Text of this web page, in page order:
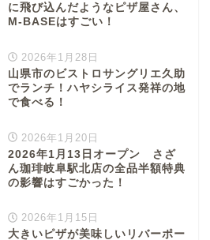
に飛び込んだようなピザ屋さん、
M-BASEはすごい！
2026年1月28日
山県市のビストロサングリエ久助
でランチ！ハヤシライス発祥の地
で食べる！
2026年1月20日
2026年1月13日オープン さざ
ん珈琲岐阜駅北店の全品半額特典
の影響はすごかった！
2026年1月15日
大きいピザが美味しいリバーポー